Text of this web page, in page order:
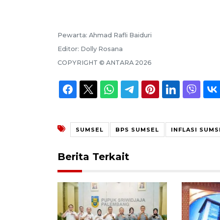
Pewarta: Ahmad Rafli Baiduri
Editor: Dolly Rosana
COPYRIGHT © ANTARA 2026
SUMSEL BPS SUMSEL INFLASI
Berita Terkait